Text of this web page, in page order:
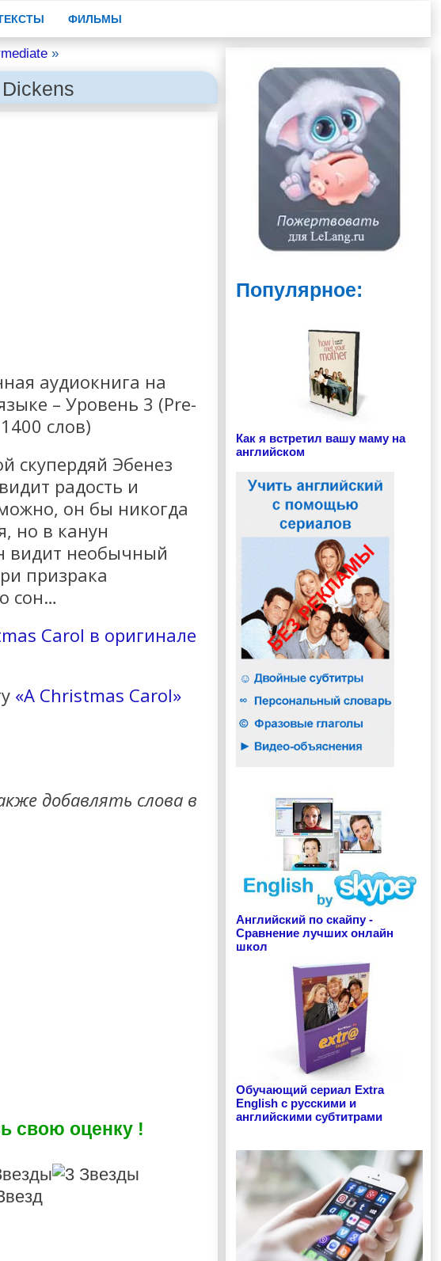
ФИЛЬМЫ
»
аудиокнига на
– Уровень 3 (Pre-
слов)
скупердяй Эбенез
радость и
он бы никогда
но в канун
видит необычный
призрака
сон…
Carol в оригинале
«A Christmas Carol»
добавлять слова в
свою оценку !
Популярное:
Как я встретил вашу маму на
английском
Английский по скайпу -
Сравнение лучших онлайн
школ
Обучающий сериал Extra
English с русскими и
английскими субтитрами